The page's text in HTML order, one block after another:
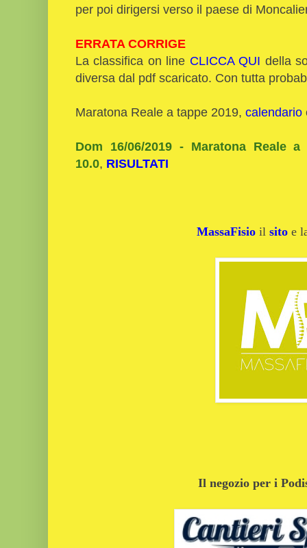
per poi dirigersi verso il paese di
ERRATA CORRIGE
La classifica on line CLICCA QUI della
diversa dal pdf scaricato. Con tutta
Maratona Reale a tappe 2019, calendario
Dom 16/06/2019 - Maratona Reale
10.0, RISULTATI
MassaFisio il sito e
Il negozio per i